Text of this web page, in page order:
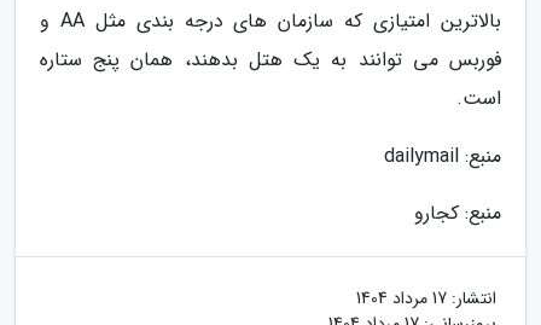
بالاترین امتیازی که سازمان های درجه بندی مثل AA و
فوربس می توانند به یک هتل بدهند، همان پنج ستاره
است.
منبع: dailymail
منبع: کجارو
انتشار: 17 مرداد 1404